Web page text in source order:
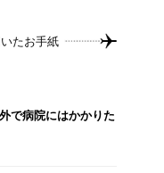
たお手紙
で病院にはかかりた